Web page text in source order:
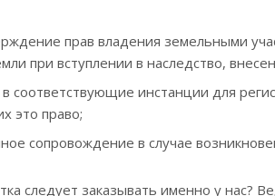
прав владения земельными
при вступлении в наследство,
соответствующие инстанции для
это право;
сопровождение в случае
следует заказывать именно у нас?